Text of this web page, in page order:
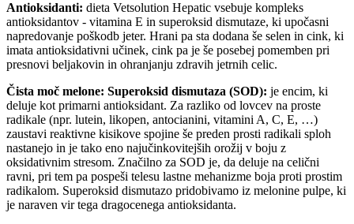
Antioksidanti: dieta Vetsolution Hepatic vsebuje kompleks
antioksidantov - vitamina E in superoksid dismutaze, ki upočasni
napredovanje poškodb jeter. Hrani pa sta dodana še selen in cink, ki
imata antioksidativni učinek, cink pa je še posebej pomemben pri
presnovi beljakovin in ohranjanju zdravih jetrnih celic.
Čista moč melone: Superoksid dismutaza (SOD): je encim, ki
deluje kot primarni antioksidant. Za razliko od lovcev na proste
radikale (npr. lutein, likopen, antocianini, vitamini A, C, E, …)
zaustavi reaktivne kisikove spojine še preden prosti radikali sploh
nastanejo in je tako eno najučinkovitejših orožij v boju z
oksidativnim stresom. Značilno za SOD je, da deluje na celični
ravni, pri tem pa pospeši telesu lastne mehanizme boja proti prostim
radikalom. Superoksid dismutazo pridobivamo iz melonine pulpe, ki
je naraven vir tega dragocenega antioksidanta.